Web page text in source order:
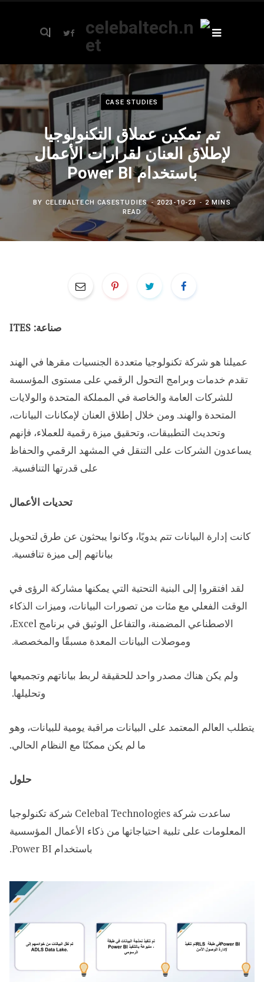
F
b
o
o
k
t
r
CASE STUDIES
تم تمكين عملاق التكنولوجيا
لإطلاق العنان لقرارات الأعمال
باستخدام Power BI
BY CELEBALTECH CASESTUDIES 2023-10-23
2 MINS
READ
صناعة: ITES
عميلنا هو شركة تكنولوجيا متعددة الجنسيات مقرها في الهند
تقدم خدمات وبرامج التحول الرقمي على مستوى المؤسسة
للشركات العامة والخاصة في المملكة المتحدة والولايات
المتحدة والهند. ومن خلال إطلاق العنان لإمكانات البيانات،
وتحديث التطبيقات، وتحقيق ميزة رقمية للعملاء، فإنهم
يساعدون الشركات على التنقل في المشهد الرقمي والحفاظ
على قدرتها التنافسية. ​
تحديات الأعمال
كانت إدارة البيانات تتم يدويًا، وكانوا يبحثون عن طرق لتحويل
بياناتهم إلى ميزة تنافسية. ​
لقد افتقروا إلى البنية التحتية التي يمكنها مشاركة الرؤى في
الوقت الفعلي مع مئات من تصورات البيانات، وميزات الذكاء
الاصطناعي المضمنة، والتفاعل الوثيق في برنامج Excel،
وموصلات البيانات المعدة مسبقًا والمخصصة. ​
ولم يكن هناك مصدر واحد للحقيقة لربط بياناتهم وتجميعها
وتحليلها. ​
يتطلب العالم المعتمد على البيانات مراقبة يومية للبيانات، وهو
ما لم يكن ممكنًا مع النظام الحالي.
حلول
ساعدت شركة Celebal Technologies شركة تكنولوجيا
المعلومات على تلبية احتياجاتها من ذكاء الأعمال المؤسسية
باستخدام Power BI.